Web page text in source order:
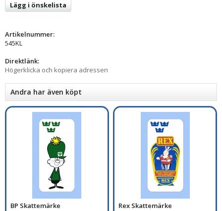
Lägg i önskelista
Artikelnummer:
545KL
Direktlänk:
Högerklicka och kopiera adressen
Andra har även köpt
BP Skattemärke Rex Skattemärke